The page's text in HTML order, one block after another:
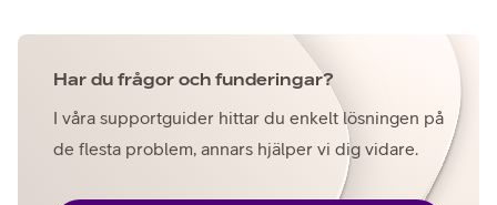
Har du frågor och funderingar?
I våra supportguider hittar du enkelt lösningen på
de flesta problem, annars hjälper vi dig vidare.